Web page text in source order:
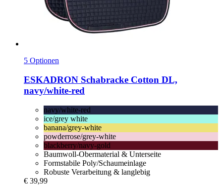
5 Optionen
ESKADRON Schabracke Cotton DL,
navy/white-​red
navy/white-red
ice/grey white
banana/grey-white
powderrose/grey-white
blackberry/navy-gold
Baumwoll-Obermaterial & Unterseite
Formstabile Poly/Schaumeinlage
Robuste Verarbeitung & langlebig
€ 39,99